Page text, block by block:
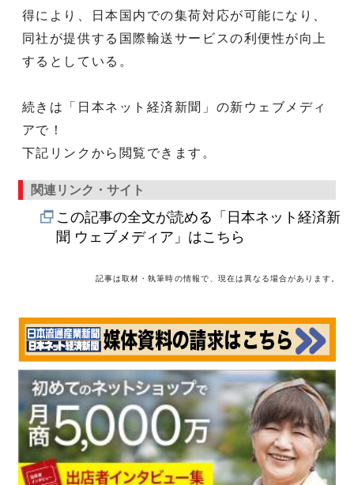
得により、日本国内での集荷対応が可能になり、
同社が提供する国際輸送サービスの利便性が向上
するとしている。
続きは「日本ネット経済新聞」の新ウェブメディ
アで！
下記リンクから閲覧できます。
関連リンク・サイト
この記事の全文が読める「日本ネット経済新
聞 ウェブメディア」はこちら
記事は取材・執筆時の情報で、現在は異なる場合があります。